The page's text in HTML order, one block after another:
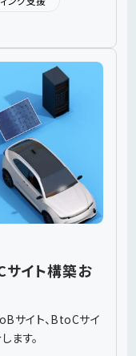
イト構築お
サイト、BtoCサイ
ます。